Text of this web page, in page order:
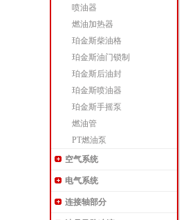
喷油器
燃油加热器
珀金斯柴油格
珀金斯油门锁制
珀金斯后油封
珀金斯喷油器
珀金斯手摇泵
燃油管
PT燃油泵
空气系统
电气系统
连接轴部分